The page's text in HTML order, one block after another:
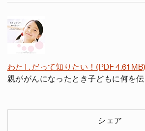
わたしだって知りたい！(PDF 4.61 MB)
親ががんになったとき子どもに何を
シェア